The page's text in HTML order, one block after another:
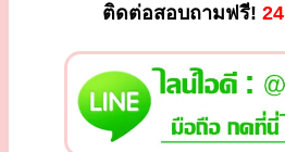
ติดต่อสอบถามฟรี! 24